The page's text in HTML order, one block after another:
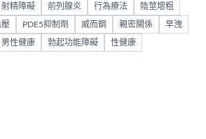
射精障礙 前列腺炎 行為療法 陰莖增粗
壓 PDE5抑制劑 威而鋼 親密關係 早洩
男性健康 勃起功能障礙 性健康